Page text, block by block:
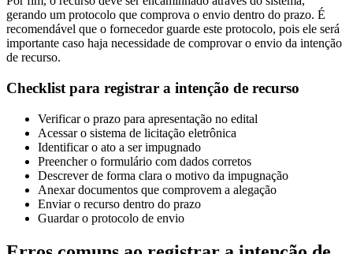
gerando um protocolo que comprova o envio dentro do prazo. É
recomendável que o fornecedor guarde este protocolo, pois ele será
importante caso haja necessidade de comprovar o envio da intenção
de recurso.
Checklist para registrar a intenção de recurso
Verificar o prazo para apresentação no edital
Acessar o sistema de licitação eletrônica
Identificar o ato a ser impugnado
Preencher o formulário com dados corretos
Descrever de forma clara o motivo da impugnação
Anexar documentos que comprovem a alegação
Enviar o recurso dentro do prazo
Guardar o protocolo de envio